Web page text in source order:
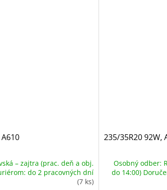
– zajtra (prac. deň a obj.
do 2 pracovných dní
(7 ks)
235/35R20 92W,
Osobný odber:
do 14:00)